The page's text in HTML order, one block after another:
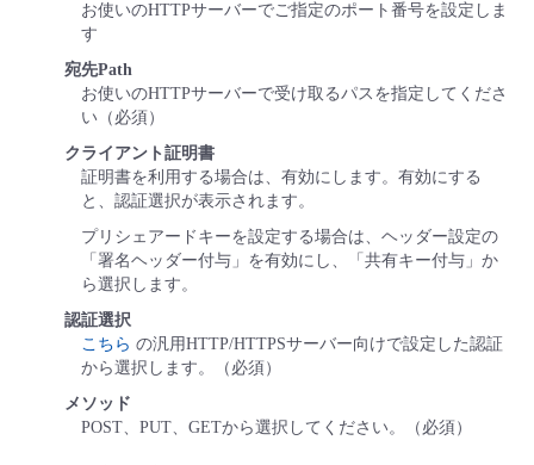
お使いのHTTPサーバーでご指定のポート番号を設定しま
す
宛先Path
お使いのHTTPサーバーで受け取るパスを指定してくださ
い（必須）
クライアント証明書
証明書を利用する場合は、有効にします。有効にする
と、認証選択が表示されます。
プリシェアードキーを設定する場合は、ヘッダー設定の
「署名ヘッダー付与」を有効にし、「共有キー付与」か
ら選択します。
認証選択
こちら の汎用HTTP/HTTPSサーバー向けで設定した認証
から選択します。（必須）
メソッド
POST、PUT、GETから選択してください。（必須）